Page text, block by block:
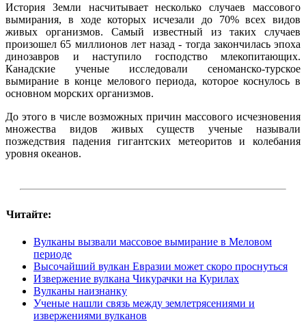
История Земли насчитывает несколько случаев массового
вымирания, в ходе которых исчезали до 70% всех видов
живых организмов. Самый известный из таких случаев
произошел 65 миллионов лет назад - тогда закончилась эпоха
динозавров и наступило господство млекопитающих.
Канадские ученые исследовали сеноманско-турское
вымирание в конце мелового периода, которое коснулось в
основном морских организмов.
До этого в числе возможных причин массового исчезновения
множества видов живых существ ученые называли
позжедствия падения гигантских метеоритов и колебания
уровня океанов.
Читайте:
Вулканы вызвали массовое вымирание в Меловом
периоде
Высочайший вулкан Евразии может скоро проснуться
Извержение вулкана Чикурачки на Курилах
Вулканы наизнанку
Ученые нашли связь между землетрясениями и
извержениями вулканов